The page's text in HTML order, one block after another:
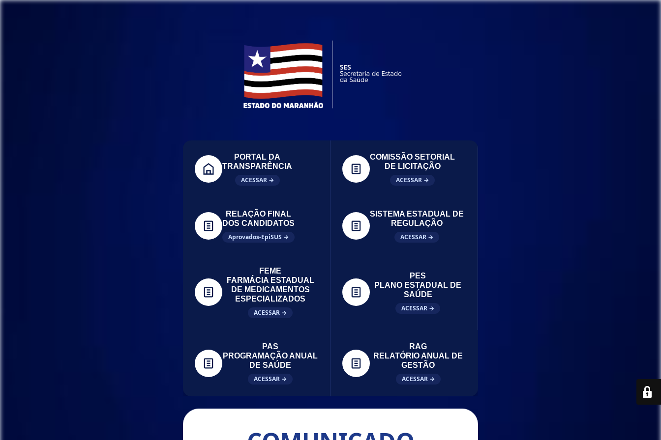
PORTAL DA
TRANSPARÊNCIA
ACESSAR →
COMISSÃO SETORIAL
DE LICITAÇÃO
ACESSAR →
RELAÇÃO FINAL
DOS CANDIDATOS
Aprovados-EpiSUS →
SISTEMA ESTADUAL DE
REGULAÇÃO
ACESSAR →
FEME
FARMÁCIA ESTADUAL
DE MEDICAMENTOS
ESPECIALIZADOS
ACESSAR →
PES
PLANO ESTADUAL DE
SAÚDE
ACESSAR →
PAS
PROGRAMAÇÃO ANUAL
DE SAÚDE
ACESSAR →
RAG
RELATÓRIO ANUAL DE
GESTÃO
ACESSAR →